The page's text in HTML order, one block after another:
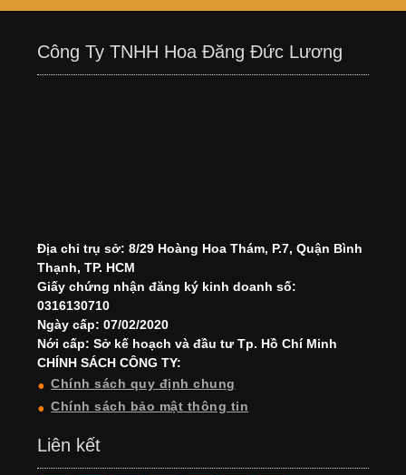
Công Ty TNHH Hoa Đăng Đức Lương
Địa chỉ trụ sở: 8/29 Hoàng Hoa Thám, P.7, Quận Bình
Thạnh, TP. HCM
Giấy chứng nhận đăng ký kinh doanh số:
0316130710
Ngày cấp: 07/02/2020
Nới cấp: Sở kế hoạch và đầu tư Tp. Hồ Chí Minh
CHÍNH SÁCH CÔNG TY:
Chính sách quy định chung
Chính sách bảo mật thông tin
Liên kết